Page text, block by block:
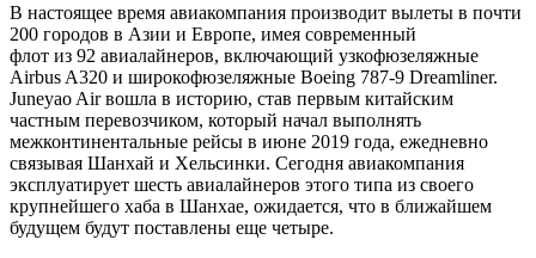
В настоящее время авиакомпания производит вылеты в почти
200 городов в Азии и Европе, имея современный
флот из 92 авиалайнеров, включающий узкофюзеляжные
Airbus A320 и широкофюзеляжные Boeing 787-9 Dreamliner.
Juneyao Air вошла в историю, став первым китайским
частным перевозчиком, который начал выполнять
межконтинентальные рейсы в июне 2019 года, ежедневно
связывая Шанхай и Хельсинки. Сегодня авиакомпания
эксплуатирует шесть авиалайнеров этого типа из своего
крупнейшего хаба в Шанхае, ожидается, что в ближайшем
будущем будут поставлены еще четыре.